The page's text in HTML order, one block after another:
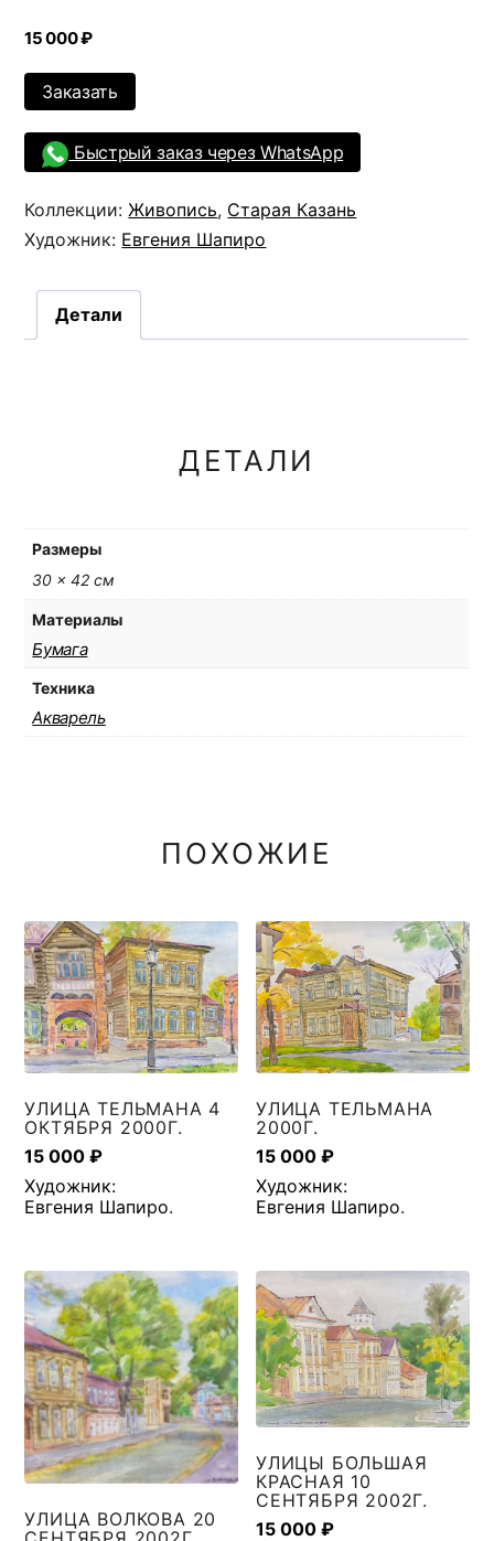
15 000₽
Заказать
Быстрый заказ через WhatsApp
Коллекции:Живопись, Старая Казань
Художник: Евгения Шапиро
Детали
ДЕТАЛИ
Размеры
30 × 42 см
Материалы
Бумага
Техника
Акварель
ПОХОЖИЕ
УЛИЦА ТЕЛЬМАНА 4
ОКТЯБРЯ 2000Г.
15 000₽
Художник:
Евгения Шапиро.
УЛИЦА ТЕЛЬМАНА
2000Г.
15 000₽
Художник:
Евгения Шапиро.
УЛИЦА ВОЛКОВА 20
УЛИЦЫ БОЛЬШАЯ
КРАСНАЯ 10
СЕНТЯБРЯ 2002Г.
15 000₽